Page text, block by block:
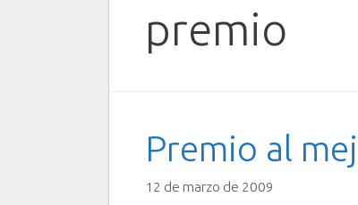
premio
Premio al
12 de marzo de 2009